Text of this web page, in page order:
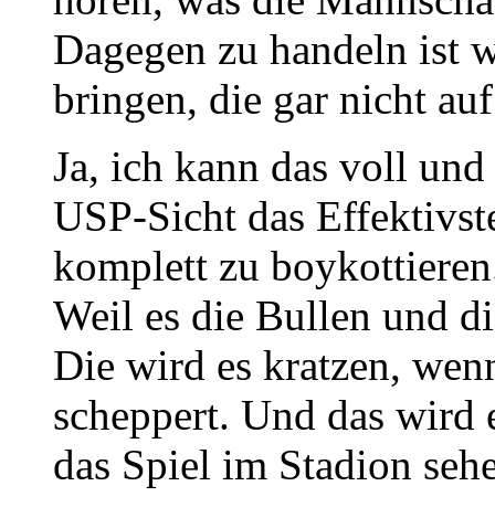
Dagegen zu handeln ist
bringen, die gar nicht
Ja, ich kann das voll und
USP-Sicht das
komplett zu
Weil es die Bullen und
Die wird es kratzen,
scheppert. Und das wird
das Spiel im Stadion